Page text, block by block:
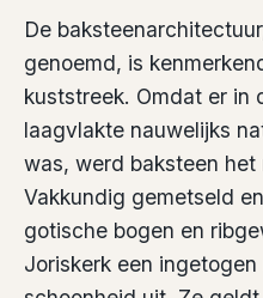
De
genoemd, is
kuststreek. Omdat er in
laagvlakte nauwelijks
was, werd baksteen het
Vakkundig gemetseld
gotische bogen en
Joriskerk een